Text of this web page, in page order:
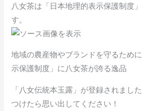
八女茶は「日本地理的表示保護制度
す。
地域の農産物やブランドを守るため
示保護制度」に八女茶が誇る逸品
「八女伝統本玉露」が登録されまし
つけたら思い出してください！